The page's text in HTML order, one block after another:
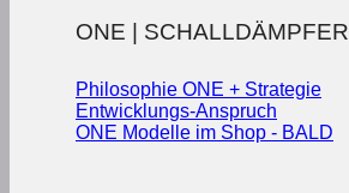
ONE | SCHALLDÄMPFER
Philosophie ONE + Strategie
Entwicklungs-Anspruch
ONE Modelle im Shop - BALD